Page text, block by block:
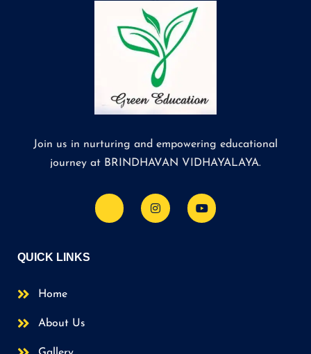
Join us in nurturing and empowering educational
journey at BRINDHAVAN VIDHAYALAYA.
QUICK LINKS
Home
About Us